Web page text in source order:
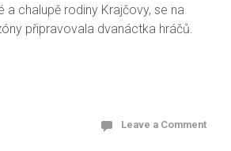
a chalupě rodiny Krajčovy, se na
připravovala dvanáctka hráčů.
Leave a Comment